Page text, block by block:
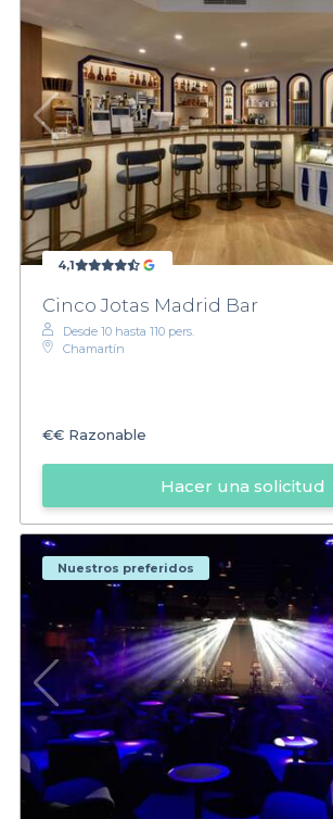
4,1
Cinco Jotas Madrid Bar
Desde 10 hasta 110 pers.
Chamartín
€€ Razonable
Hacer una solicitud
Nuestros preferidos